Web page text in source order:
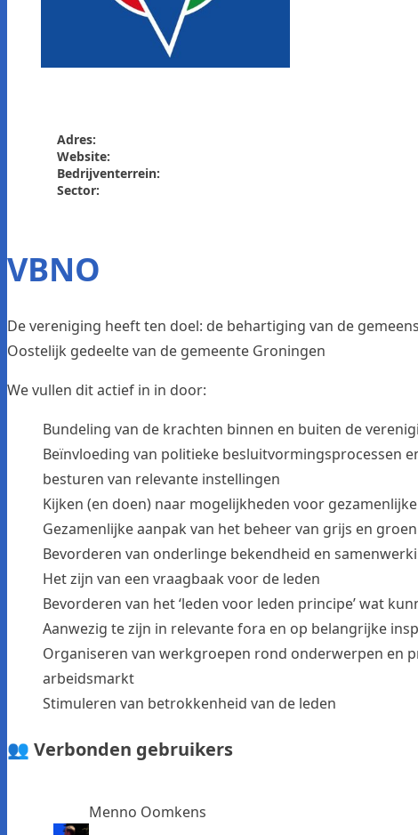
Adres:
Website:
Bedrijventerrein:
Sector:
VBNO
De vereniging heeft ten doel: de behartiging van de
Oostelijk gedeelte van de gemeente Groningen
We vullen dit actief in in door:
Bundeling van de krachten binnen en buiten de
Beïnvloeding van politieke besluitvormingsprocessen
besturen van relevante instellingen
Kijken (en doen) naar mogelijkheden voor
Gezamenlijke aanpak van het beheer van grijs en
Bevorderen van onderlinge bekendheid en
Het zijn van een vraagbaak voor de leden
Bevorderen van het ‘leden voor leden principe’ wat
Aanwezig te zijn in relevante fora en op belangrijke
Organiseren van werkgroepen rond onderwerpen en
arbeidsmarkt
Stimuleren van betrokkenheid van de leden
👥 Verbonden gebruikers
Menno Oomkens